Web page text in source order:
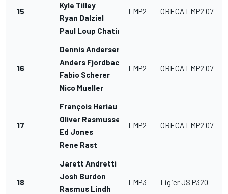
15
Kyle Tilley
Ryan Dalziel
Paul Loup Chatin
LMP2 ORECA LMP2 07
16
Dennis Andersen
Anders Fjordbach
Fabio Scherer
Nico Mueller
LMP2 ORECA LMP2 07
17
François Heriau
Oliver Rasmussen
Ed Jones
Rene Rast
LMP2 ORECA LMP2 07
18
Jarett Andretti
Josh Burdon
Rasmus Lindh
LMP3 Ligier JS P320